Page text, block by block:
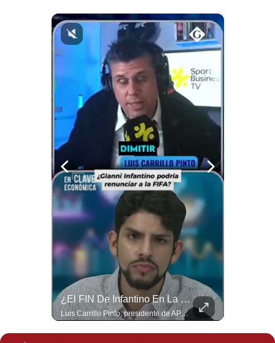
gestion.pe
Privacidad
¿El FIN De Infantino En La FIFA? El Grave Pronóstico Sobre Su Renuncia | #EnClaveEconómica
Luis Carrillo Pinto, presidente de APEMD pronostica meses muy difíciles para Infantino y sostiene que una mayor presión de la UEFA, junto con nuevas investigaciones periodísticas, podría llevarlo a dimitir. También menciona renuncias internas y acusaciones de que el proyecto fue impulsado por una sola persona. #GianniInfantino #FIFA #UEFA #LuisCarrilloPinto #APEMD #Futbol #NoticiasDeportivas #Mundial #Shorts 👉 Suscríbete y activa la campana para no perderte nuestro análisis diario. 🌎 Síguenos en nuestras redes sociales: 📌 Web oficial: https://gestion.pe/mundo/ 📌 LinkedIn: http://bit.ly/3HYIET0 📌 X (Twitter): http://bit.ly/4noZtX9 📌 TikTok: http://bit.ly/4evB6TO